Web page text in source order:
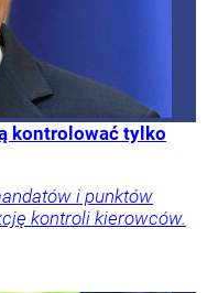
kontrolować tylko
i punktów
kontroli kierowców.